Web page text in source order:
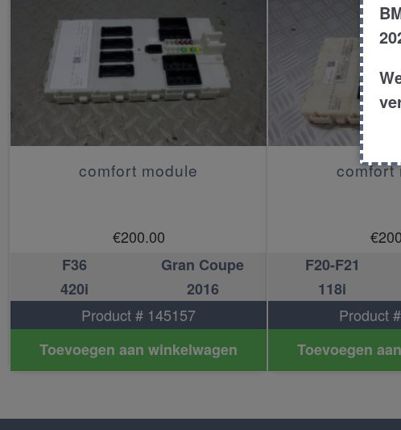
comfort module
€200.00
F36
Gran Coupe
420i
2016
Product # 145157
Toevoegen aan winkelwagen
comfort
€
F20-F21
118i
Product
Toevoegen